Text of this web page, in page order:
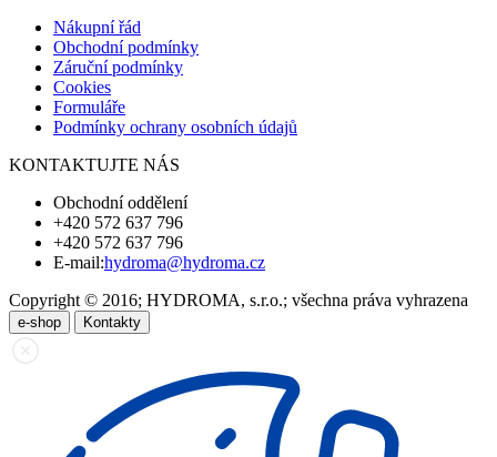
Nákupní řád
Obchodní podmínky
Záruční podmínky
Cookies
Formuláře
Podmínky ochrany osobních údajů
KONTAKTUJTE NÁS
Obchodní oddělení
+420 572 637 796
+420 572 637 796
E-mail:hydroma@hydroma.cz
Copyright © 2016; HYDROMA, s.r.o.; všechna práva vyhrazena
e-shop Kontakty